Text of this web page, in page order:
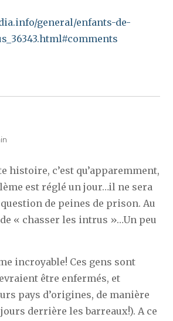
general/enfants-de-
histoire, c’est qu’apparemment,
est réglé un jour…il ne sera
de peines de prison. Au
« chasser les intrus »…Un peu
incroyable! Ces gens sont
être enfermés, et
pays d’origines, de manière
derrière les barreaux!). A ce